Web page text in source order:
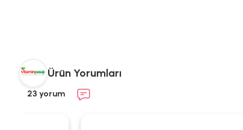
Ürün Yorumları
23 yorum